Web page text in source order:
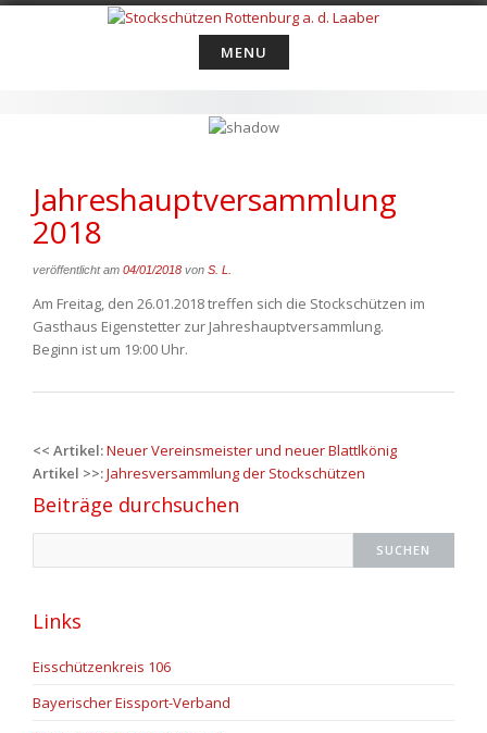
MENU
Jahreshauptversammlung
2018
veröffentlicht am 04/01/2018 von S. L.
Am Freitag, den 26.01.2018 treffen sich die Stockschützen im
Gasthaus Eigenstetter zur Jahreshauptversammlung.
Beginn ist um 19:00 Uhr.
Post
navigation
<< Artikel:Neuer Vereinsmeister und neuer Blattlkönig
Artikel >>:Jahresversammlung der Stockschützen
Beiträge durchsuchen
Links
Eisschützenkreis 106
Bayerischer Eissport-Verband